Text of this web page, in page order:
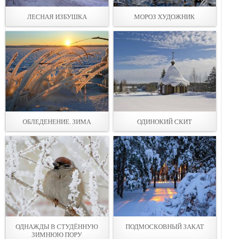
ЛЕСНАЯ ИЗБУШКА МОРОЗ ХУДОЖНИК
ОБЛЕДЕНЕНИЕ. ЗИМА ОДИНОКИЙ СКИТ
ОДНАЖДЫ В СТУДЁННУЮ
ЗИМНЮЮ ПОРУ
ПОДМОСКОВНЫЙ ЗАКАТ